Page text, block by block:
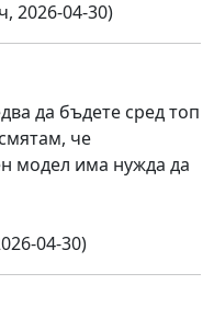
2026-04-30)
да бъдете сред топ
че
модел има нужда да
04-30)